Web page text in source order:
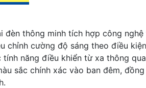
đèn thông minh tích hợp công
chỉnh cường độ sáng theo điều
năng điều khiển từ xa thông
sắc chính xác vào ban đêm,